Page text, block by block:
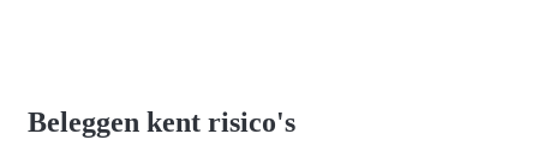
Beleggen kent risico's